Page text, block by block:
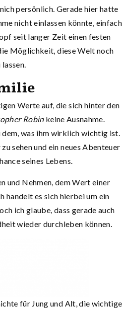
persönlich. Gerade hier hatte
nicht einlassen könnte, einfach
seit langer Zeit einen festen
Möglichkeit, diese Welt noch
Werte auf, die sich hinter den
Robinkeine Ausnahme.
was ihm wirklich wichtig ist.
sehen und ein neues Abenteuer
seines Lebens.
und Nehmen, dem Wert einer
handelt es sich hierbei um ein
ich glaube, dass gerade auch
wieder durchleben können.
für Jung und Alt, die wichtige